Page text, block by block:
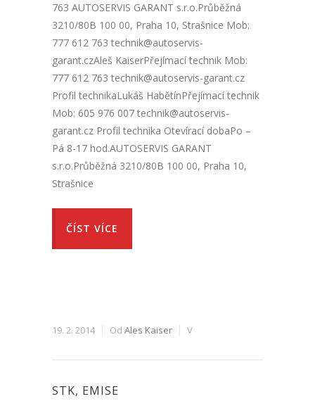
763 AUTOSERVIS GARANT s.r.o.Průběžná
3210/80B 100 00, Praha 10, Strašnice Mob:
777 612 763 technik@autoservis-
garant.czAleš KaiserPřejímací technik Mob:
777 612 763 technik@autoservis-garant.cz
Profil technikaLukáš HabětínPřejímací technik
Mob: 605 976 007 technik@autoservis-
garant.cz Profil technika Otevírací dobaPo –
Pá 8-17 hod.AUTOSERVIS GARANT
s.r.o.Průběžná 3210/80B 100 00, Praha 10,
Strašnice
ČÍST VÍCE
19. 2. 2014 Od Ales Kaiser V
STK, EMISE